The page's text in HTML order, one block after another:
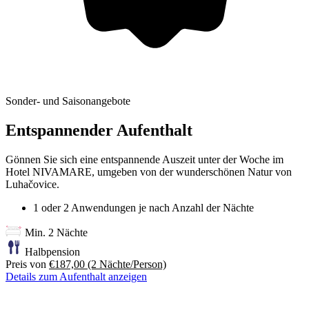
Sonder- und Saisonangebote
Entspannender Aufenthalt
Gönnen Sie sich eine entspannende Auszeit unter der Woche im
Hotel NIVAMARE, umgeben von der wunderschönen Natur von
Luhačovice.
1 oder 2 Anwendungen je nach Anzahl der Nächte
Min. 2 Nächte
Halbpension
Preis von €187,00 (2 Nächte/Person)
Details zum Aufenthalt anzeigen